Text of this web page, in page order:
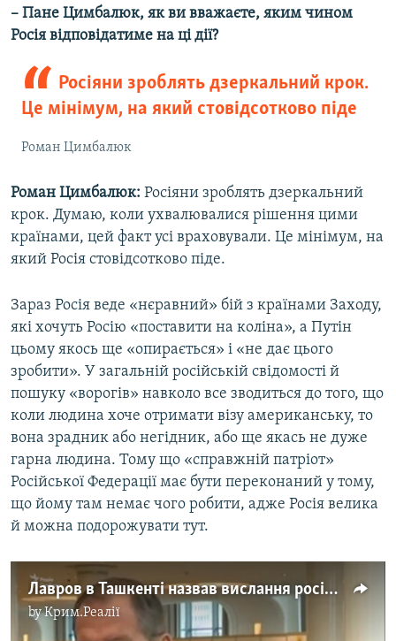
– Пане Цимбалюк, як ви вважаєте, яким чином
Росія відповідатиме на ці дії?
Росіяни зроблять дзеркальний крок.
Це мінімум, на який стовідсотково піде
Роман Цимбалюк
Роман Цимбалюк: Росіяни зроблять дзеркальний
крок. Думаю, коли ухвалювалися рішення цими
країнами, цей факт усі враховували. Це мінімум, на
який Росія стовідсотково піде.
Зараз Росія веде «нєравний» бій з країнами Заходу,
які хочуть Росію «поставити на коліна», а Путін
цьому якось ще «опирається» і «не дає цього
зробити». У загальній російській свідомості й
пошуку «ворогів» навколо все зводиться до того, що
коли людина хоче отримати візу американську, то
вона зрадник або негідник, або ще якась не дуже
гарна людина. Тому що «справжній патріот»
Російської Федерації має бути переконаний у тому,
що йому там немає чого робити, адже Росія велика
й можна подорожувати тут.
Лавров в Ташкенті назвав вислання російських дипломатів «хамством» (відео)
byКрим.Реалії